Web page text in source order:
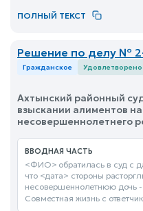
ПОЛНЫЙ ТЕКСТ
Решение по делу №
Гражданское Удовлетворено
Ахтынский районный
взыскании алиментов
несовершеннолетнего
ВВОДНАЯ ЧАСТЬ
<ФИО> обратилась в суд с
что <дата> стороны
несовершеннолетнюю дочь
Совместная жизнь с